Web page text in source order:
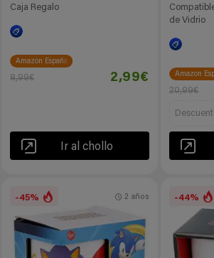
Caja Regalo
Amazon España
8,99€ 2,99€
Ir al chollo
de Vidrio
Amazon
20,99€
-45% 2 años -44%